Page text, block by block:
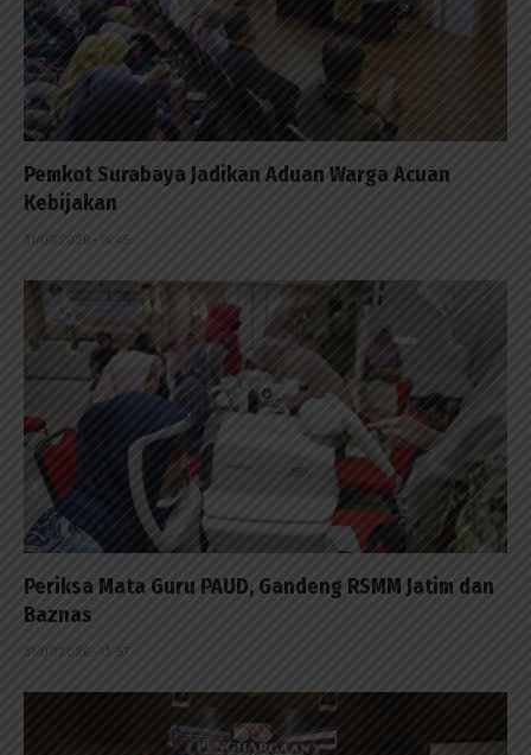
Pemkot Surabaya Jadikan Aduan Warga Acuan
Kebijakan
31/07/2026 - 14:45
Periksa Mata Guru PAUD, Gandeng RSMM Jatim dan
Baznas
31/07/2026 - 13:57